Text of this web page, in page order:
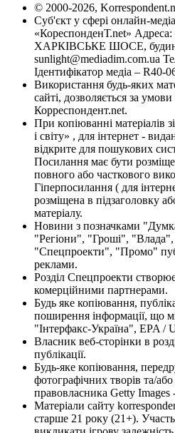
© 2000-2026,
Суб'єкт у сфері онлайн-
«КореспонденТ.net» Адреса:
ХАРКІВСЬКЕ ШОСЕ,
sunlight@mediadim.com.ua
Ідентифікатор медіа – R40-
Використання будь-яких
сайті, дозволяється за
Корреспондент.net.
При копіюванні матеріалів
і світу» , для інтернет -
відкрите для пошукових
Посилання має бути
повного або часткового
Гіперпосилання ( для
розміщена в підзаголовку
матеріалу.
Новини з позначками
"Регіони", "Гроші",
"Спецпроекти", "Промо"
реклами.
Розділ Спецпроекти
комерційними партнерами.
Будь яке копіювання,
поширення інформації, що
"Інтерфакс-Україна", EPA /
Власник веб-сторінки в
публікації.
Будь-яке копіювання,
фотографічних творів та/або
правовласника Getty Images
Матеріали сайту
старше 21 року (21+).